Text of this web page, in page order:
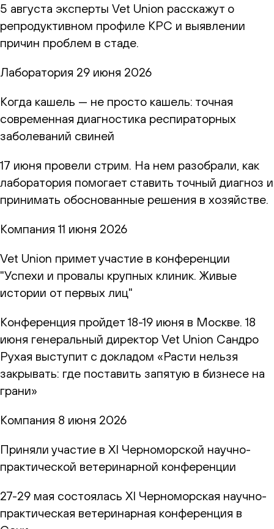
5 августа эксперты Vet Union расскажут о
репродуктивном профиле КРС и выявлении
причин проблем в стаде.
Лаборатория 29 июня 2026
Когда кашель — не просто кашель: точная
современная диагностика респираторных
заболеваний свиней
17 июня провели стрим. На нем разобрали, как
лаборатория помогает ставить точный диагноз и
принимать обоснованные решения в хозяйстве.
Компания 11 июня 2026
Vet Union примет участие в конференции
"Успехи и провалы крупных клиник. Живые
истории от первых лиц"
Конференция пройдет 18-19 июня в Москве. 18
июня генеральный директор Vet Union Сандро
Рухая выступит с докладом «Расти нельзя
закрывать: где поставить запятую в бизнесе на
грани»
Компания 8 июня 2026
Приняли участие в XI Черноморской научно-
практической ветеринарной конференции
27-29 мая состоялась XI Черноморская научно-
практическая ветеринарная конференция в